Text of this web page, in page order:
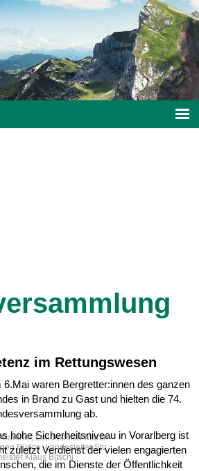
im Rettungswesen
Landesleiter Martin
Bürkle, Landesleiter Stv.
Klaus Bitschi
6.Mai waren Bergretter:innen des ganzen
in Brand zu Gast und hielten die 74.
ab.
hohe Sicherheitsniveau in Vorarlberg ist
zuletzt Verdienst der vielen engagierten
die im Dienste der Öffentlichkeit